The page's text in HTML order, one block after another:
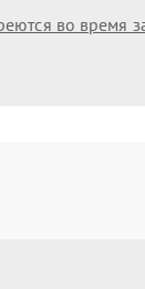
во время